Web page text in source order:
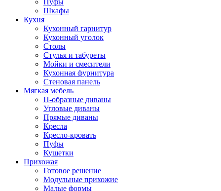
Пуфы
Шкафы
Кухня
Кухонный гарнитур
Кухонный уголок
Столы
Стулья и табуреты
Мойки и смесители
Кухонная фурнитура
Стеновая панель
Мягкая мебель
П-образные диваны
Угловые диваны
Прямые диваны
Кресла
Кресло-кровать
Пуфы
Кушетки
Прихожая
Готовое решение
Модульные прихожие
Малые формы